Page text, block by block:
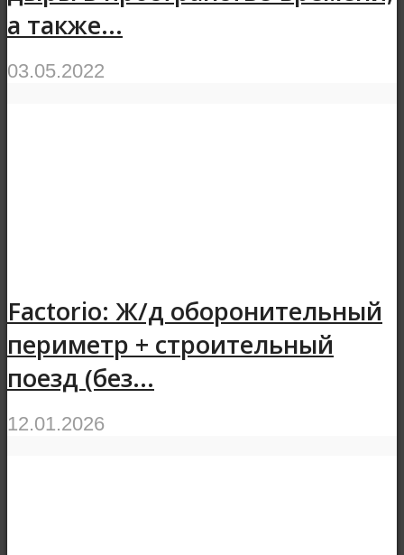
а также...
03.05.2022
Factorio: Ж/д оборонительный
периметр + строительный
поезд (без...
12.01.2026